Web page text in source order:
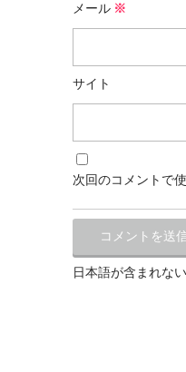
メール ※
サイト
次回のコメントで
日本語が含まれな